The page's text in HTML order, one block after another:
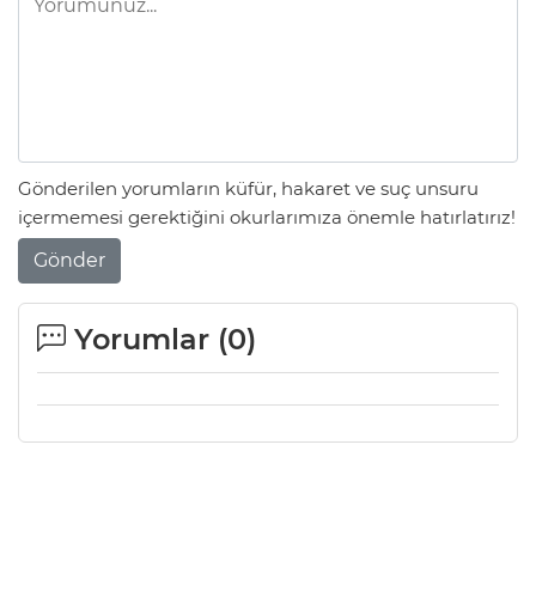
Gönderilen yorumların küfür, hakaret ve suç unsuru
içermemesi gerektiğini okurlarımıza önemle hatırlatırız!
Gönder
Yorumlar (0)